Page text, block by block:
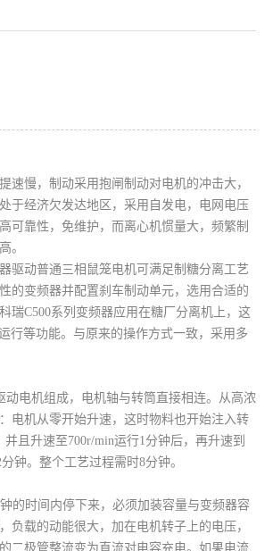
速慢，制动采用抱闸制动对电机的冲击大，
于经济欠发达地区，采用自发电，电网电压
可靠性，免维护，而离心机惯量大，频繁制
。
驱动普通三相鼠笼电机可满足制糖分离工艺
的变频器并配置刹车制动单元，选用合适的
瑞C500系列变频器应用在糖厂分离机上，这
行等功能。与原来的操作方式一致，采用多
电机组成，电机轴与转筒直接相连。从高浓
电机从零开始升速，这时物料也开始注入转
且升速至700r/min运行1分钟后，再升速到
钟。整个工艺过程需时8分钟。
的时间内停下来，必须加装容量与变频器容
载的动能很大，加在电机转子上的电压，
二极管整流变为直流对电容充电。如果电流